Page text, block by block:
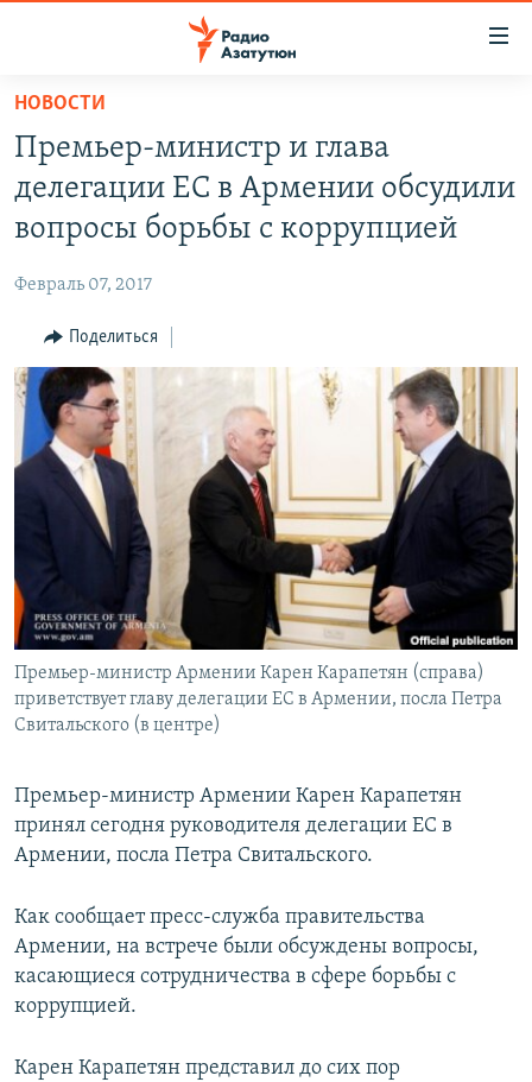
Перейти
основному
содержанию
основной
навигации
Перейти
поиску
НОВОСТИ
ЭКОНОМИКА
РЕГИОН
НАГОРНЫЙ КАРАБАХ
КУЛЬТУРА
СПОРТ
АРХИВ
Հայերեն
English
Русский
Все сайты Радио Азатутюн
НОВОСТИ
Премьер-министр и глава
делегации ЕС в Армении обсудили
вопросы борьбы с коррупцией
Февраль 07, 2017
Поделиться
Премьер-министр Армении Карен Карапетян (справа)
приветствует главу делегации ЕС в Армении, посла Петра
Свитальского (в центре)
Премьер-министр Армении Карен Карапетян
принял сегодня руководителя делегации ЕС в
Армении, посла Петра Свитальского.
Как сообщает пресс-служба правительства
Армении, на встрече были обсуждены вопросы,
касающиеся сотрудничества в сфере борьбы с
коррупцией.
Карен Карапетян представил до сих пор